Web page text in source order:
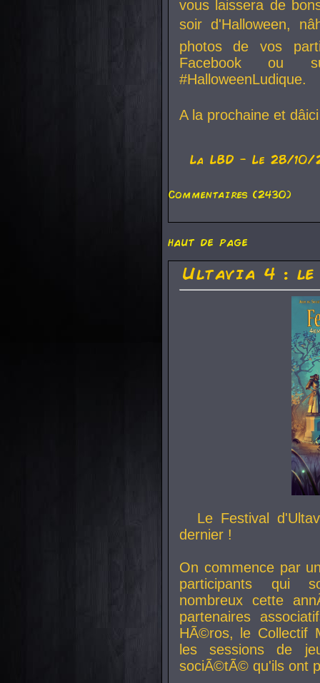
vous laissera de
soir d'Halloween,
photos de vos
Facebook ou
#HalloweenLudique.
A la prochaine et
La LBD - Le 28/10/
Commentaires (2430)
haut de page
Ultavia 4 :
Le Festival
dernier !
On commence par
participants qui
nombreux cette
partenaires
HÃ©ros, le Collectif
les sessions de
sociÃ©tÃ© qu'ils ont